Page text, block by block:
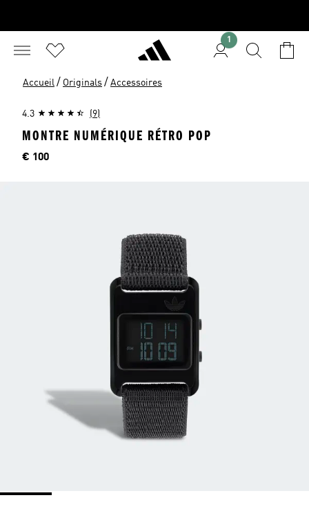
1
Accueil / Originals / Accessoires
4.3 (9)
MONTRE NUMÉRIQUE RÉTRO POP
Price
€ 100